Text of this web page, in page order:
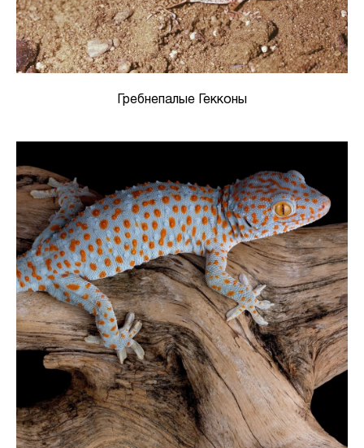
Гребнепалые Гекконы